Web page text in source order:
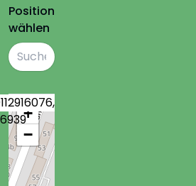
Position
wählen
+
−
,